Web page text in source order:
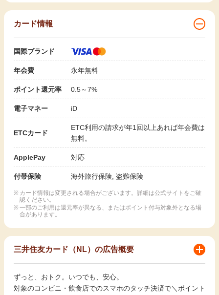
カード情報
国際ブランド
年会費 永年無料
ポイント還元率 0.5～7%
電子マネー iD
ETCカード
ETC利用の請求が年1回以上あれば年会費は
無料。
ApplePay 対応
付帯保険 海外旅行保険, 盗難保険
カード情報は変更される場合がございます。詳細は公式サイトをご確
認ください。
一部のご利用は還元率が異なる、またはポイント付与対象外となる場
合があります。
三井住友カード（NL）の広告概要
ずっと、おトク。いつでも、安心。
対象のコンビニ・飲食店でのスマホのタッチ決済で＼ポイント